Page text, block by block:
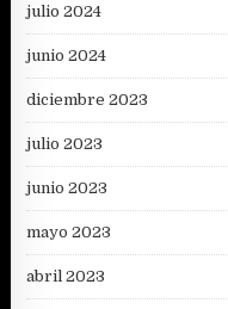
julio 2024
junio 2024
diciembre 2023
julio 2023
junio 2023
mayo 2023
abril 2023